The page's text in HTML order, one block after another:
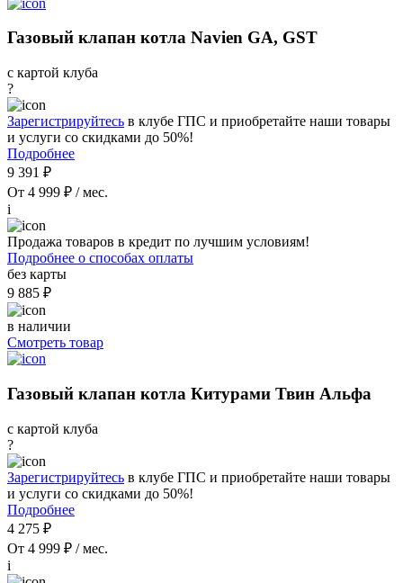
Газовый клапан котла Navien GA, GST
с картой клуба
?
Зарегистрируйтесь в клубе ГПС и приобретайте наши товары
и услуги со скидками до 50%!
Подробнее
9 391 ₽
От 4 999 ₽ / мес.
i
Продажа товаров в кредит по лучшим условиям!
Подробнее о способах оплаты
без карты
9 885 ₽
в наличии
Смотреть товар
Газовый клапан котла Китурами Твин Альфа
с картой клуба
?
Зарегистрируйтесь в клубе ГПС и приобретайте наши товары
и услуги со скидками до 50%!
Подробнее
4 275 ₽
От 4 999 ₽ / мес.
i